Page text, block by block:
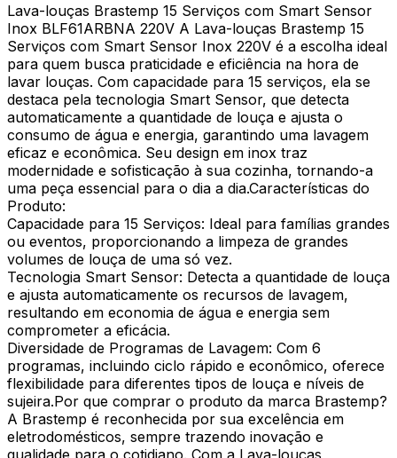
Lava-louças Brastemp 15 Serviços com Smart Sensor
Inox BLF61ARBNA 220V A Lava-louças Brastemp 15
Serviços com Smart Sensor Inox 220V é a escolha ideal
para quem busca praticidade e eficiência na hora de
lavar louças. Com capacidade para 15 serviços, ela se
destaca pela tecnologia Smart Sensor, que detecta
automaticamente a quantidade de louça e ajusta o
consumo de água e energia, garantindo uma lavagem
eficaz e econômica. Seu design em inox traz
modernidade e sofisticação à sua cozinha, tornando-a
uma peça essencial para o dia a dia.Características do
Produto:
Capacidade para 15 Serviços: Ideal para famílias grandes
ou eventos, proporcionando a limpeza de grandes
volumes de louça de uma só vez.
Tecnologia Smart Sensor: Detecta a quantidade de louça
e ajusta automaticamente os recursos de lavagem,
resultando em economia de água e energia sem
comprometer a eficácia.
Diversidade de Programas de Lavagem: Com 6
programas, incluindo ciclo rápido e econômico, oferece
flexibilidade para diferentes tipos de louça e níveis de
sujeira.Por que comprar o produto da marca Brastemp?
A Brastemp é reconhecida por sua excelência em
eletrodomésticos, sempre trazendo inovação e
qualidade para o cotidiano. Com a Lava-louças